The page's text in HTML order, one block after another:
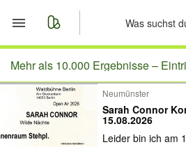
Start
Merkliste
Nachrichten
Mehr als 10.000 Ergebnisse –
Neumünster
Sarah Connor
15.08.2026
Leider bin ich am